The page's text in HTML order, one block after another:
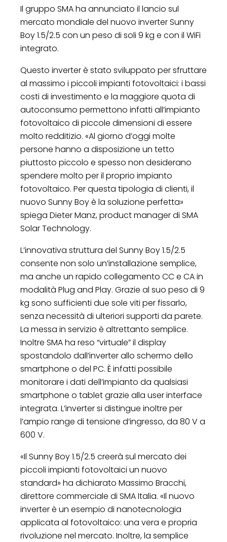
Il gruppo SMA ha annunciato il lancio sul
mercato mondiale del nuovo inverter Sunny
Boy 1.5/2.5 con un peso di soli 9 kg e con il WiFi
integrato.
Questo inverter è stato sviluppato per sfruttare
al massimo i piccoli impianti fotovoltaici: i bassi
costi di investimento e la maggiore quota di
autoconsumo permettono infatti all’impianto
fotovoltaico di piccole dimensioni di essere
molto redditizio. «Al giorno d’oggi molte
persone hanno a disposizione un tetto
piuttosto piccolo e spesso non desiderano
spendere molto per il proprio impianto
fotovoltaico. Per questa tipologia di clienti, il
nuovo Sunny Boy è la soluzione perfetta»
spiega Dieter Manz, product manager di SMA
Solar Technology.
L’innovativa struttura del Sunny Boy 1.5/2.5
consente non solo un’installazione semplice,
ma anche un rapido collegamento CC e CA in
modalità Plug and Play. Grazie al suo peso di 9
kg sono sufficienti due sole viti per fissarlo,
senza necessità di ulteriori supporti da parete.
La messa in servizio è altrettanto semplice.
Inoltre SMA ha reso “virtuale” il display
spostandolo dall’inverter allo schermo dello
smartphone o del PC. È infatti possibile
monitorare i dati dell’impianto da qualsiasi
smartphone o tablet grazie alla user interface
integrata. L’inverter si distingue inoltre per
l’ampio range di tensione d’ingresso, da 80 V a
600 V.
«Il Sunny Boy 1.5/2.5 creerà sul mercato dei
piccoli impianti fotovoltaici un nuovo
standard» ha dichiarato Massimo Bracchi,
direttore commerciale di SMA Italia. «Il nuovo
inverter è un esempio di nanotecnologia
applicata al fotovoltaico: una vera e propria
rivoluzione nel mercato. Inoltre, la semplice